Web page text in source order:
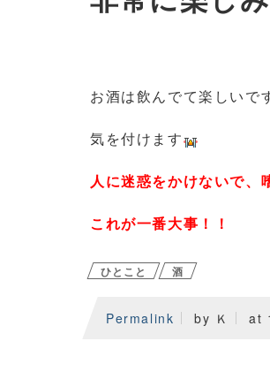
お酒は飲んでて楽しいで
気を付けます
人に迷惑をかけないで、
これが一番大事！！
ひとこと 酒
Permalink by Ｋ at